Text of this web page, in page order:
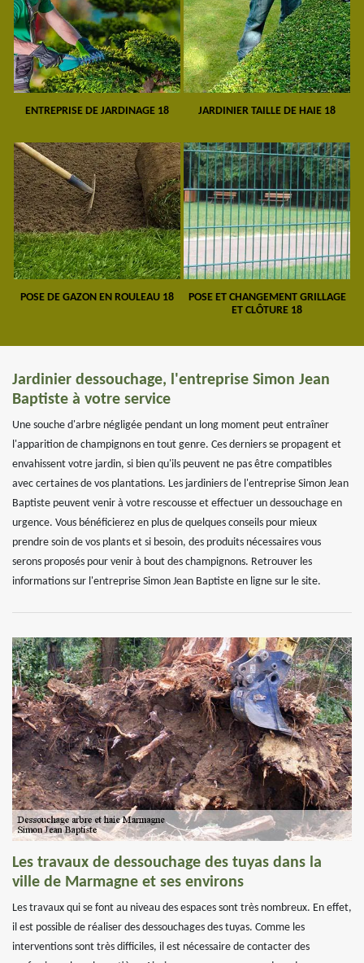
ENTREPRISE DE JARDINAGE 18 JARDINIER TAILLE DE HAIE 18
POSE DE GAZON EN ROULEAU 18
POSE ET CHANGEMENT GRILLAGE
ET CLÔTURE 18
Jardinier dessouchage, l'entreprise Simon Jean
Baptiste à votre service
Une souche d'arbre négligée pendant un long moment peut entraîner
l'apparition de champignons en tout genre. Ces derniers se propagent et
envahissent votre jardin, si bien qu'ils peuvent ne pas être compatibles
avec certaines de vos plantations. Les jardiniers de l'entreprise Simon Jean
Baptiste peuvent venir à votre rescousse et effectuer un dessouchage en
urgence. Vous bénéficierez en plus de quelques conseils pour mieux
prendre soin de vos plants et si besoin, des produits nécessaires vous
serons proposés pour venir à bout des champignons. Retrouver les
informations sur l'entreprise Simon Jean Baptiste en ligne sur le site.
Les travaux de dessouchage des tuyas dans la
ville de Marmagne et ses environs
Les travaux qui se font au niveau des espaces sont très nombreux. En effet,
il est possible de réaliser des dessouchages des tuyas. Comme les
interventions sont très difficiles, il est nécessaire de contacter des